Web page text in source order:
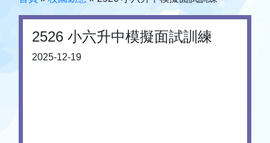
2526 小六升中模擬面試訓練
2025-12-19